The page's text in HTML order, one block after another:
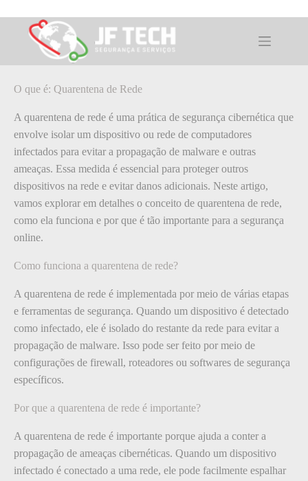
para
conteúdoO que é: Quarentena de Rede
O que é: Quarentena de Rede
A quarentena de rede é uma prática de segurança cibernética que
envolve isolar um dispositivo ou rede de computadores
infectados para evitar a propagação de malware e outras
ameaças. Essa medida é essencial para proteger outros
dispositivos na rede e evitar danos adicionais. Neste artigo,
vamos explorar em detalhes o conceito de quarentena de rede,
como ela funciona e por que é tão importante para a segurança
online.
Como funciona a quarentena de rede?
A quarentena de rede é implementada por meio de várias etapas
e ferramentas de segurança. Quando um dispositivo é detectado
como infectado, ele é isolado do restante da rede para evitar a
propagação de malware. Isso pode ser feito por meio de
configurações de firewall, roteadores ou softwares de segurança
específicos.
Por que a quarentena de rede é importante?
A quarentena de rede é importante porque ajuda a conter a
propagação de ameaças cibernéticas. Quando um dispositivo
infectado é conectado a uma rede, ele pode facilmente espalhar